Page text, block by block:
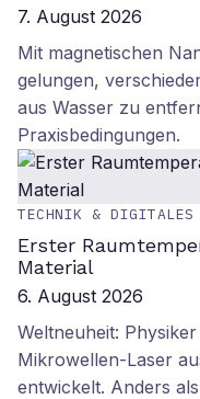
7. August 2026
Mit magnetischen
gelungen,
aus Wasser zu
Praxisbedingungen.
TECHNIK & DIGITALES
Erster
Material
6. August 2026
Weltneuheit:
Mikrowellen-Laser
entwickelt. Anders